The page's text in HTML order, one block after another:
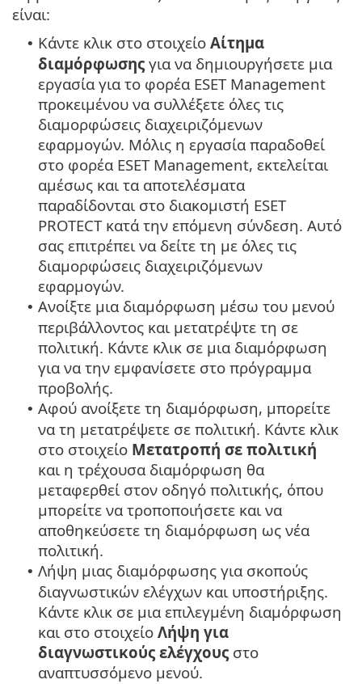
είναι:
• Κάντε κλικ στο στοιχείο Αίτημα
διαμόρφωσης για να δημιουργήσετε μια
εργασία για το φορέα ESET Management
προκειμένου να συλλέξετε όλες τις
διαμορφώσεις διαχειριζόμενων
εφαρμογών. Μόλις η εργασία παραδοθεί
στο φορέα ESET Management, εκτελείται
αμέσως και τα αποτελέσματα
παραδίδονται στο διακομιστή ESET
PROTECT κατά την επόμενη σύνδεση. Αυτό
σας επιτρέπει να δείτε τη με όλες τις
διαμορφώσεις διαχειριζόμενων
εφαρμογών.
• Ανοίξτε μια διαμόρφωση μέσω του μενού
περιβάλλοντος και μετατρέψτε τη σε
πολιτική. Κάντε κλικ σε μια διαμόρφωση
για να την εμφανίσετε στο πρόγραμμα
προβολής.
• Αφού ανοίξετε τη διαμόρφωση, μπορείτε
να τη μετατρέψετε σε πολιτική. Κάντε κλικ
στο στοιχείο Μετατροπή σε πολιτική
και η τρέχουσα διαμόρφωση θα
μεταφερθεί στον οδηγό πολιτικής, όπου
μπορείτε να τροποποιήσετε και να
αποθηκεύσετε τη διαμόρφωση ως νέα
πολιτική.
• Λήψη μιας διαμόρφωσης για σκοπούς
διαγνωστικών ελέγχων και υποστήριξης.
Κάντε κλικ σε μια επιλεγμένη διαμόρφωση
και στο στοιχείο Λήψη για
διαγνωστικούς ελέγχους στο
αναπτυσσόμενο μενού.